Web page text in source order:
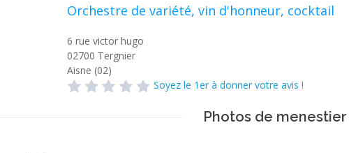
Orchestre de variété, vin d'honneur, cocktail
6 rue victor hugo
02700 Tergnier
Aisne (02)
Soyez le 1er à donner votre avis !
Photos de menestier